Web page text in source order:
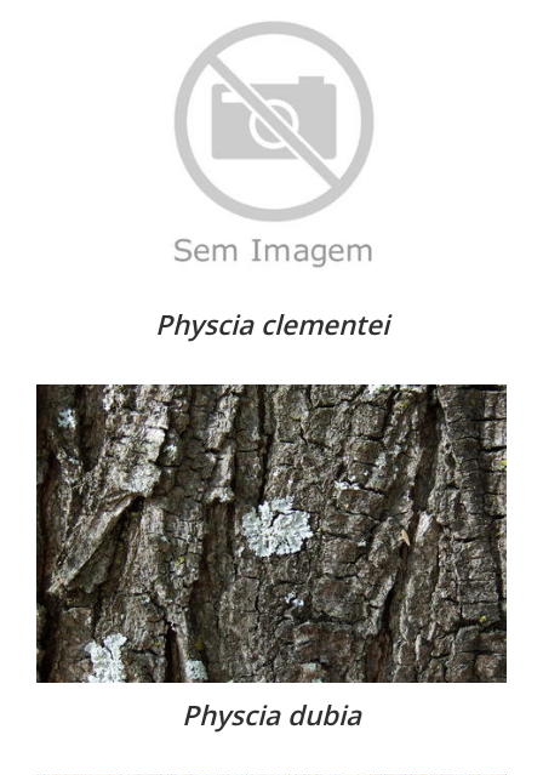
Physcia clementei
Physcia dubia